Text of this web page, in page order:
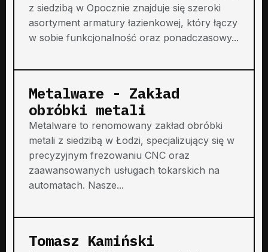
z siedzibą w Opocznie znajduje się szeroki
asortyment armatury łazienkowej, który łączy
w sobie funkcjonalność oraz ponadczasowy...
Metalware - Zakład
obróbki metali
Metalware to renomowany zakład obróbki
metali z siedzibą w Łodzi, specjalizujący się w
precyzyjnym frezowaniu CNC oraz
zaawansowanych usługach tokarskich na
automatach. Nasze...
Tomasz Kamiński